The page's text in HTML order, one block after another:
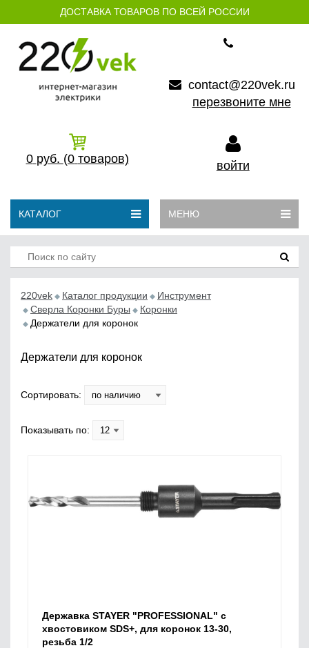
ДОСТАВКА ТОВАРОВ ПО ВСЕЙ РОССИИ
contact@220vek.ru
перезвоните мне
0 руб. (0 товаров) войти
КАТАЛОГ МЕНЮ
220vek Каталог продукции
Инструмент
Сверла Коронки Буры
Коронки
Держатели для коронок
Держатели для коронок
Сортировать:
Показывать по:
Державка STAYER "PROFESSIONAL" с
хвостовиком SDS+, для коронок 13-30,
резьба 1/2